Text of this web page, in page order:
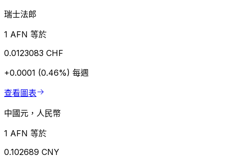
瑞士法郎
1 AFN 等於
0.0123083 CHF
+0.0001 (0.46%) 每週
查看圖表
中國元，人民幣
1 AFN 等於
0.102689 CNY